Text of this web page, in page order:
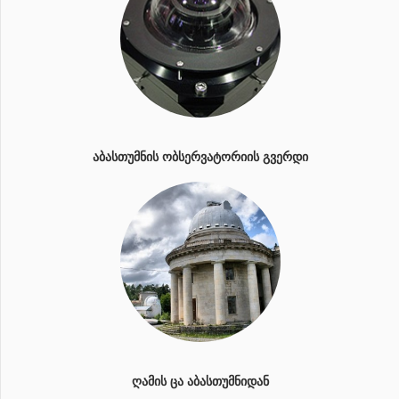
ᲐᲑᲐᲡᲗᲣᲛᲜᲘᲡ ᲝᲑᲡᲔᲠᲕᲐᲢᲝᲠᲘᲘᲡ ᲒᲕᲔᲠᲓᲘ
ᲦᲐᲛᲘᲡ ᲪᲐ ᲐᲑᲐᲡᲗᲣᲛᲜᲘᲓᲐᲜ